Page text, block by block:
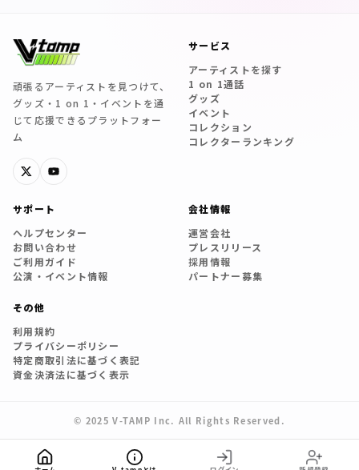
頑張るアーティストを見つけて、
グッズ・1 on 1・イベントを通
じて応援できるプラットフォー
ム
サービス
アーティストを探す
1 on 1通話
グッズ
イベント
コレクション
コレクターランキング
サポート
ヘルプセンター
お問い合わせ
ご利用ガイド
公演・イベント情報
会社情報
運営会社
プレスリリース
採用情報
パートナー募集
その他
利用規約
プライバシーポリシー
特定商取引法に基づく表記
資金決済法に基づく表示
© 2025 V-TAMP Inc. All Rights Reserved.